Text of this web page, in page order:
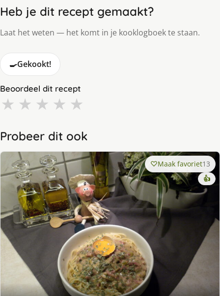
Heb je dit recept gemaakt?
Laat het weten — het komt in je kooklogboek te staan.
🍳Gekookt!
Beoordeel dit recept
★ ★ ★ ★ ★
Probeer dit ook
Maak favoriet13
👍